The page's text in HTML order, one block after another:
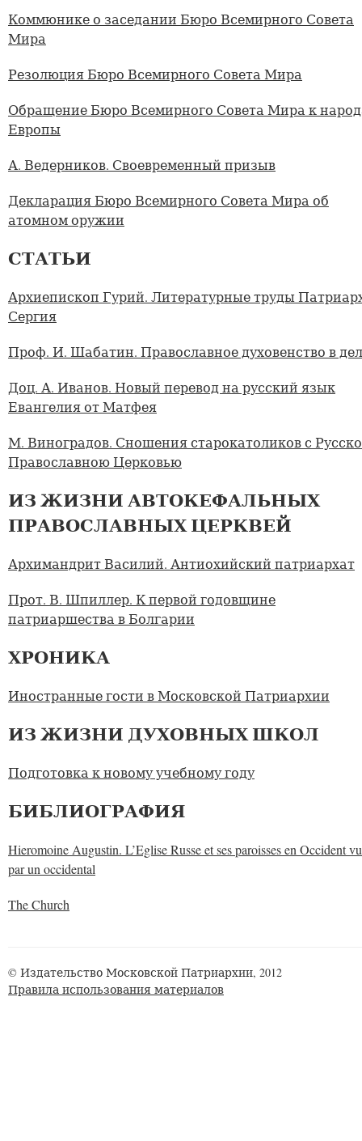
Коммюнике о заседании Бюро Всемирного Совета
Мира
Резолюция Бюро Всемирного Совета Мира
Обращение Бюро Всемирного Совета Мира к
Европы
А. Ведерников. Своевременный призыв
Декларация Бюро Всемирного Совета Мира об
атомном оружии
СТАТЬИ
Архиепископ Гурий. Литературные труды
Сергия
Проф. И. Шабатин. Православное духовенство в
Доц. А. Иванов. Новый перевод на русский язык
Евангелия от Матфея
М. Виноградов. Сношения старокатоликов с
Православною Церковью
ИЗ ЖИЗНИ АВТОКЕФАЛЬНЫХ
ПРАВОСЛАВНЫХ ЦЕРКВЕЙ
Архимандрит Василий. Антиохийский патриархат
Прот. В. Шпиллер. К первой годовщине
патриаршества в Болгарии
ХРОНИКА
Иностранные гости в Московской Патриархии
ИЗ ЖИЗНИ ДУХОВНЫХ ШКОЛ
Подготовка к новому учебному году
БИБЛИОГРАФИЯ
Hieromoine Augustin. L’Eglise Russe et ses paroisses en Occident
par un occidental
The Church
© Издательство Московской Патриархии, 2012
Правила использования материалов